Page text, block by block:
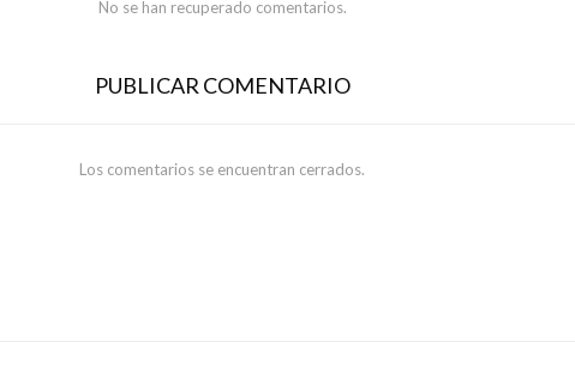
No se han recuperado comentarios.
PUBLICAR COMENTARIO
Los comentarios se encuentran cerrados.